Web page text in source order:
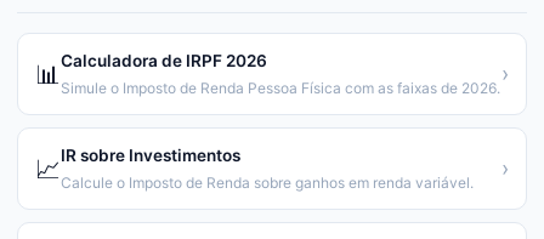
📊 Calculadora de IRPF 2026
Simule o Imposto de Renda Pessoa Física com as faixas de 2026.
›
📈IR sobre Investimentos
Calcule o Imposto de Renda sobre ganhos em renda variável.
›